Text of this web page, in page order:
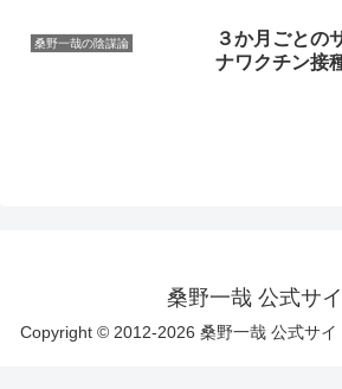
桑野一哉の陰謀論
３か月ごとの
ナワクチン接
桑野一哉 公式サ
Copyright © 2012-2026 桑野一哉 公式サイ